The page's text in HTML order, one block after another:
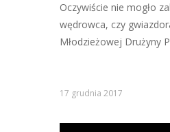
Oczywiście nie mogło
wędrowca, czy
Młodzieżowej Drużyny
17 grudnia 2017